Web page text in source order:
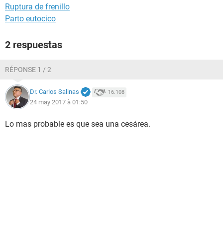
Ruptura de frenillo
Parto eutocico
2 respuestas
RÉPONSE 1 / 2
Dr. Carlos Salinas 16.108
24 may 2017 à 01:50
Lo mas probable es que sea una cesárea.